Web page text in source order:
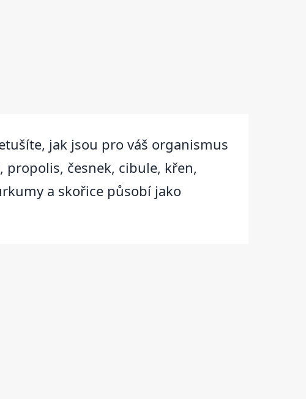
jak jsou pro váš organismus
česnek, cibule, křen,
a skořice působí jako